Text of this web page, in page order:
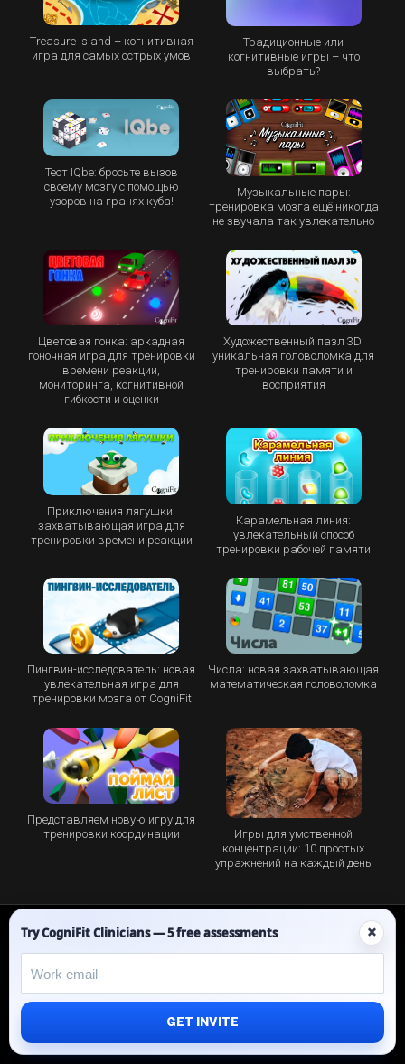
Treasure Island – когнитивная
игра для самых острых умов
Традиционные или
когнитивные игры – что
выбрать?
Тест IQbe: бросьте вызов
своему мозгу с помощью
узоров на гранях куба!
Музыкальные пары:
тренировка мозга ещё никогда
не звучала так увлекательно
Цветовая гонка: аркадная
гоночная игра для тренировки
времени реакции,
мониторинга, когнитивной
гибкости и оценки
Художественный пазл 3D:
уникальная головоломка для
тренировки памяти и
восприятия
Приключения лягушки:
захватывающая игра для
тренировки времени реакции
Карамельная линия:
увлекательный способ
тренировки рабочей памяти
Пингвин-исследователь: новая
увлекательная игра для
тренировки мозга от CogniFit
Числа: новая захватывающая
математическая головоломка
Представляем новую игру для
тренировки координации
Игры для умственной
концентрации: 10 простых
упражнений на каждый день
Facebook
Twitter
Instagram
Pinterest
LinkedIn
YouTube
Spotify
Cognitive Skills
Scientific Validation
Privacy Policy
Try CogniFit Clinicians — 5 free assessments ×
GET INVITE